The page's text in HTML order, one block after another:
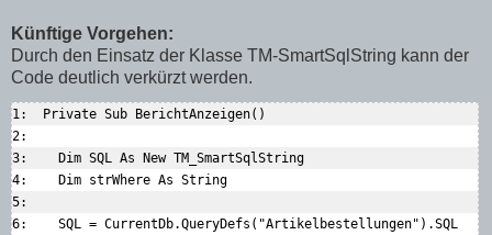
Künftige Vorgehen:
Durch den Einsatz der Klasse TM-SmartSqlString kann der
Code deutlich verkürzt werden.
1:  Private Sub BerichtAnzeigen()
2:
3:    Dim SQL As New TM_SmartSqlString
4:    Dim strWhere As String
5:
6:    SQL = CurrentDb.QueryDefs("Artikelbestellungen").SQL